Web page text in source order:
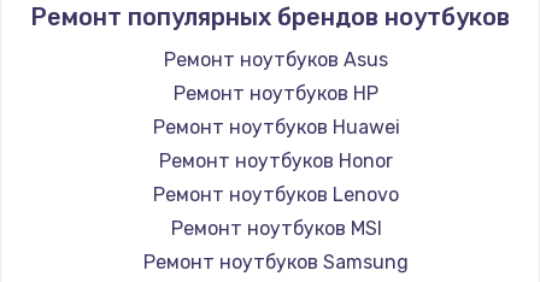
Ремонт популярных брендов ноутбуков
Ремонт ноутбуков Asus
Ремонт ноутбуков HP
Ремонт ноутбуков Huawei
Ремонт ноутбуков Honor
Ремонт ноутбуков Lenovo
Ремонт ноутбуков MSI
Ремонт ноутбуков Samsung